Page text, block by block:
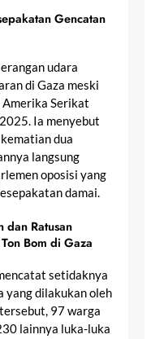
Gencatan
udara
di Gaza meski
Serikat
Ia menyebut
dua
langsung
oposisi yang
damai.
dan Ratusan
Bom di Gaza
setidaknya
yang dilakukan oleh
97 warga
lainnya luka-luka